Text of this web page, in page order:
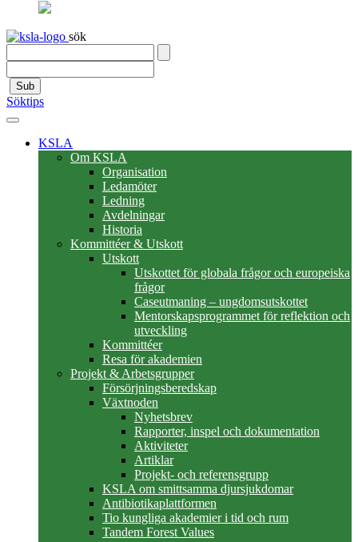
sök
Sub
Söktips
KSLA
Om KSLA
Organisation
Ledamöter
Ledning
Avdelningar
Historia
Kommittéer & Utskott
Utskott
Utskottet för globala frågor och europeiska
frågor
Caseutmaning – ungdomsutskottet
Mentorskapsprogrammet för reflektion och
utveckling
Kommittéer
Resa för akademien
Projekt & Arbetsgrupper
Försörjningsberedskap
Växtnoden
Nyhetsbrev
Rapporter, inspel och dokumentation
Aktiviteter
Artiklar
Projekt- och referensgrupp
KSLA om smittsamma djursjukdomar
Antibiotikaplattformen
Tio kungliga akademier i tid och rum
Tandem Forest Values